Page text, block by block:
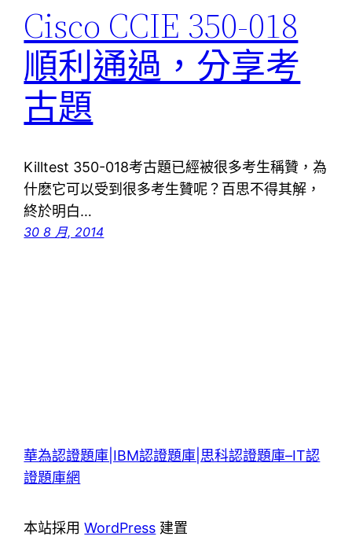
Cisco CCIE 350-018
順利通過，分享考
古題
Killtest 350-018考古題已經被很多考生稱贊，為
什麽它可以受到很多考生贊呢？百思不得其解，
終於明白…
30 8 月, 2014
華為認證題庫|IBM認證題庫|思科認證題庫–IT認
證題庫網
本站採用WordPress 建置